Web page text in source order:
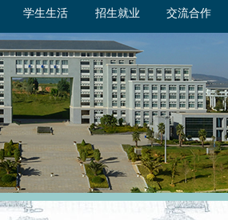
学生生活 招生就业 交流合作